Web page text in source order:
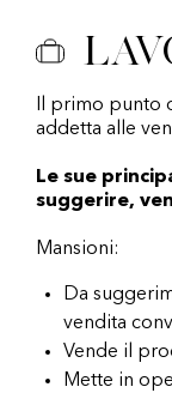
Il primo punto
addetta alle
Le sue
suggerire,
Mansioni:
Da
vendita
Vende il
Mette in